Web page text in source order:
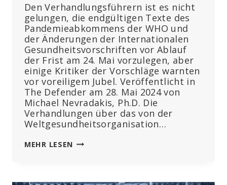
Den Verhandlungsführern ist es nicht
gelungen, die endgültigen Texte des
Pandemieabkommens der WHO und
der Änderungen der Internationalen
Gesundheitsvorschriften vor Ablauf
der Frist am 24. Mai vorzulegen, aber
einige Kritiker der Vorschläge warnten
vor voreiligem Jubel. Veröffentlicht in
The Defender am 28. Mai 2024 von
Michael Nevradakis, Ph.D. Die
Verhandlungen über das von der
Weltgesundheitsorganisation…
MEHR LESEN DER